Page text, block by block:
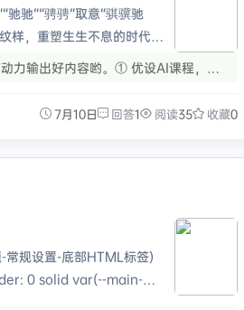
驰”“骋骋”取意“骐骥驰
样，重塑生生不息的时代气
力输出好内容哟。① 优设AI课程，又
7月10日 回答1 阅读35 收藏0
常规设置-底部HTML标签)
0 solid var(--main-